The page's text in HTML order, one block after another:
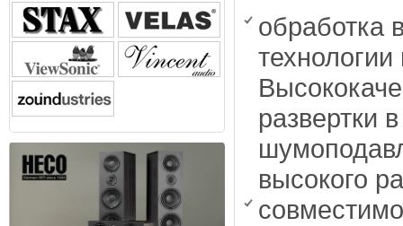
обработка
развертки
высокого